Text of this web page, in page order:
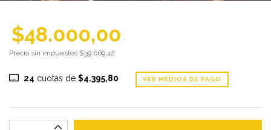
$48.000,00
Precio sin impuestos $39.669,42
24 cuotas de $4.395,80 VER MEDIOS DE PAGO